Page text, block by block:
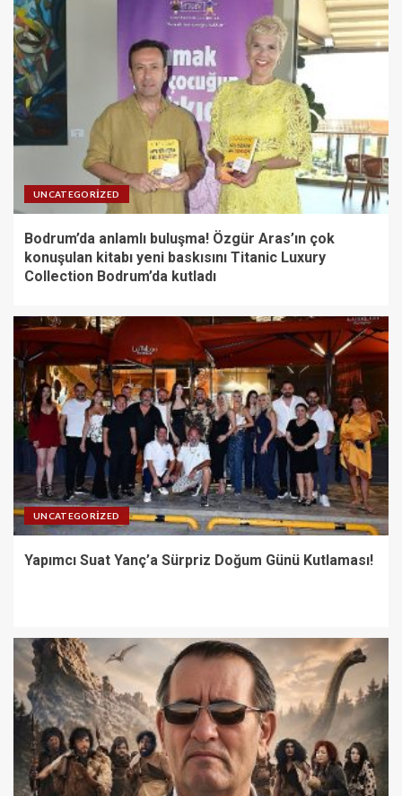
UNCATEGORIZED
Bodrum’da anlamlı buluşma! Özgür Aras’ın çok
konuşulan kitabı yeni baskısını Titanic Luxury
Collection Bodrum’da kutladı
UNCATEGORIZED
Yapımcı Suat Yanç’a Sürpriz Doğum Günü Kutlaması!